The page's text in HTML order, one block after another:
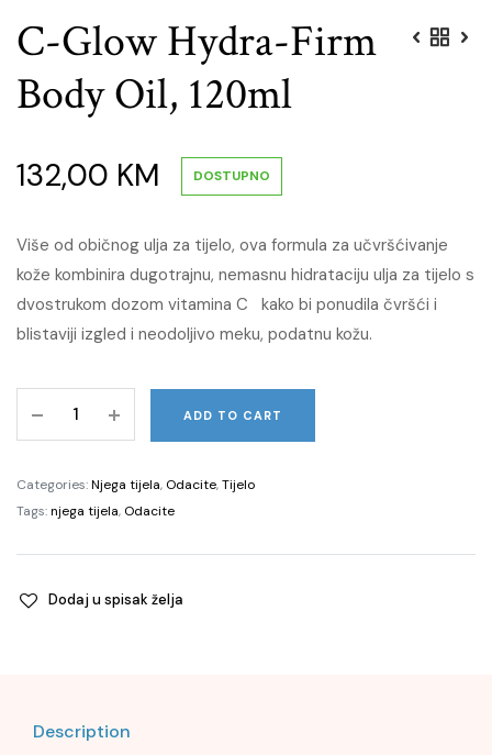
C-Glow Hydra-Firm
Body Oil, 120ml
132,00 KM DOSTUPNO
Više od običnog ulja za tijelo, ova formula za učvršćivanje
kože kombinira dugotrajnu, nemasnu hidrataciju ulja za tijelo s
dvostrukom dozom vitamina C
kako bi ponudila čvršći i
blistaviji izgled i neodoljivo meku, podatnu kožu.
Glow
Firm
Body
120ml
ADD TO CART
Categories:Njega tijela, Odacite,Tijelo
Tags:njega tijela, Odacite
Dodaj u spisak želja
Description